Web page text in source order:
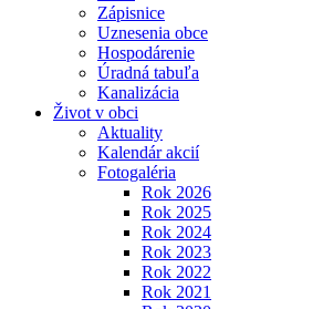
Zápisnice
Uznesenia obce
Hospodárenie
Úradná tabuľa
Kanalizácia
Život v obci
Aktuality
Kalendár akcií
Fotogaléria
Rok 2026
Rok 2025
Rok 2024
Rok 2023
Rok 2022
Rok 2021